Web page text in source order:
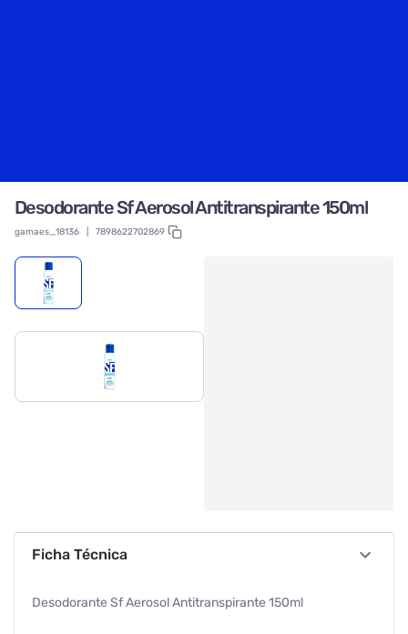
Desodorante Sf Aerosol Antitranspirante 150ml
gamaes_18136 7898622702869
Ficha Técnica
Desodorante Sf Aerosol Antitranspirante 150ml